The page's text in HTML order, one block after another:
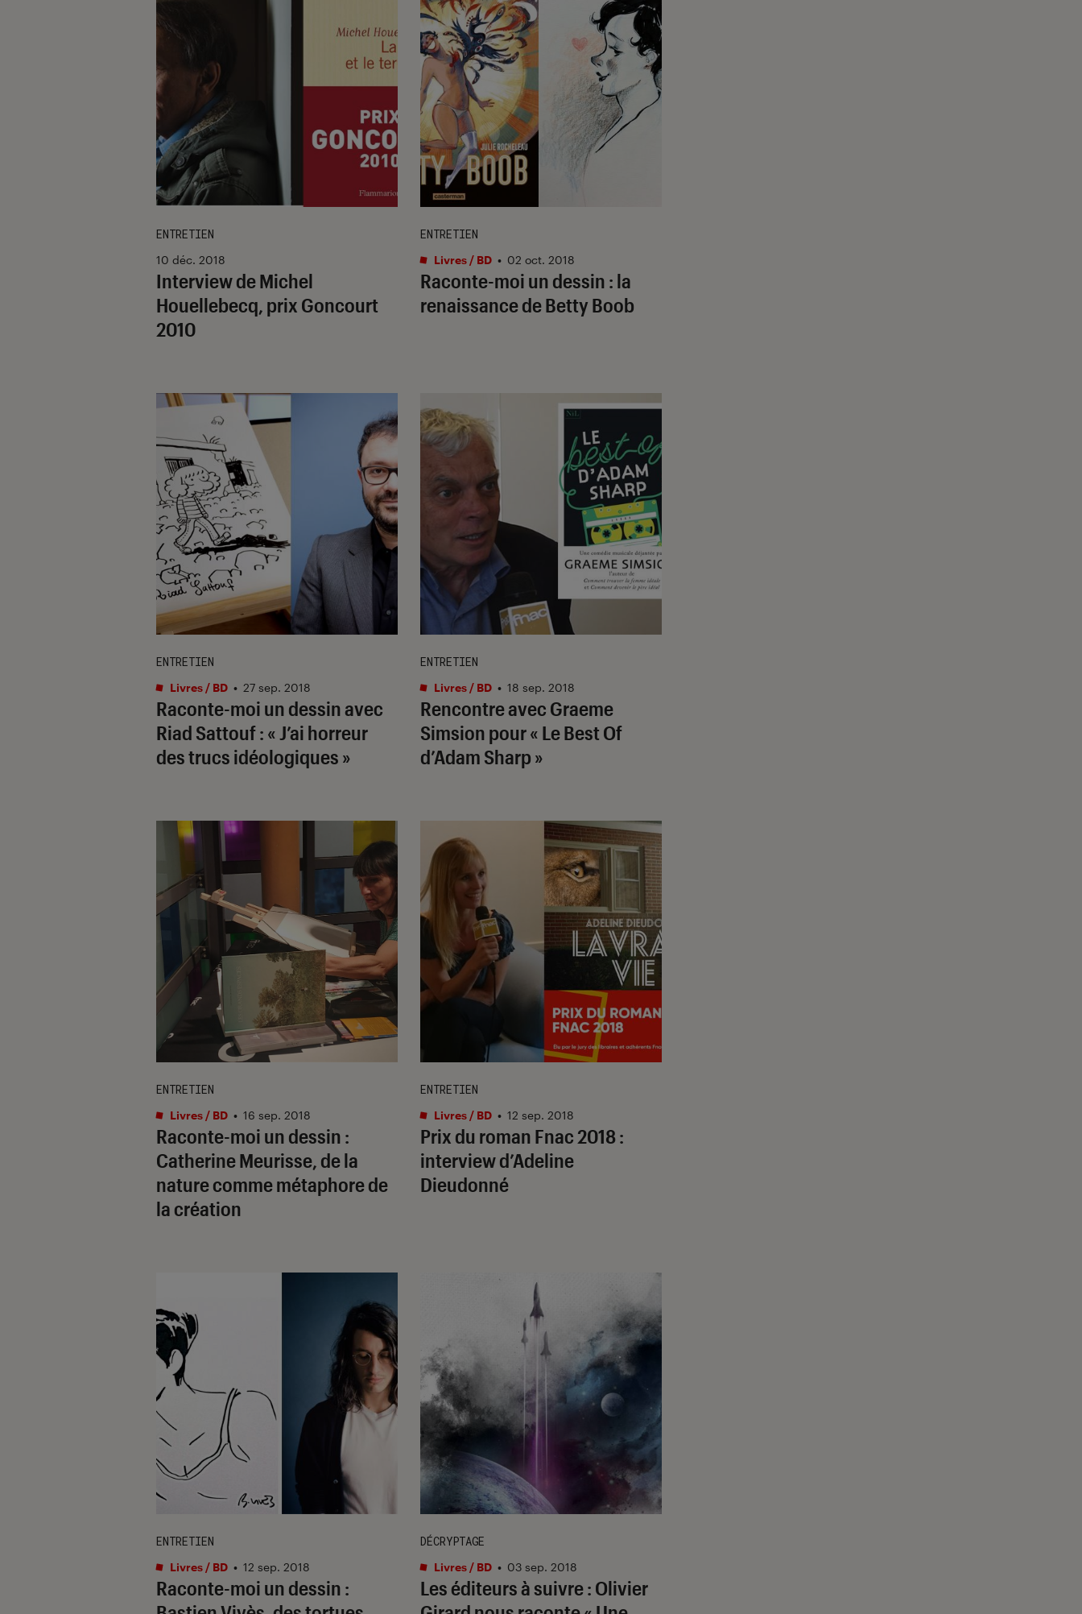
Interview de Michel
Houellebecq, prix Goncourt
2010
ENTRETIEN
10 déc. 2018
Raconte-moi un dessin : la
renaissance de Betty Boob
ENTRETIEN
Livres / BD • 02 oct. 2018
Raconte-moi un dessin avec
Riad Sattouf : « J’ai horreur
des trucs idéologiques »
ENTRETIEN
Livres / BD • 27 sep. 2018
Rencontre avec Graeme
Simsion pour « Le Best Of
d’Adam Sharp »
ENTRETIEN
Livres / BD • 18 sep. 2018
Raconte-moi un dessin :
Catherine Meurisse, de la
nature comme métaphore de
la création
ENTRETIEN
Livres / BD • 16 sep. 2018
Prix du roman Fnac 2018 :
interview d’Adeline
Dieudonné
ENTRETIEN
Livres / BD • 12 sep. 2018
Raconte-moi un dessin :
ENTRETIEN
Livres / BD • 12 sep. 2018
Les éditeurs à suivre : Olivier
DÉCRYPTAGE
Livres / BD • 03 sep. 2018